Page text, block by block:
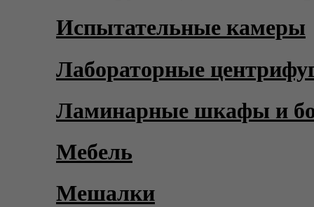
Испытательные камеры
Лабораторные
Ламинарные шкафы и
Мебель
Мешалки